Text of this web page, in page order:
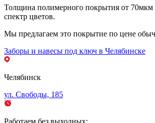
Толщина полимерного покрытия от
спектр цветов.
Мы предлагаем это покрытие по цене
Заборы и навесы под ключ в Челябинске
Челябинск
ул. Свободы, 185
Работаем без выходных: